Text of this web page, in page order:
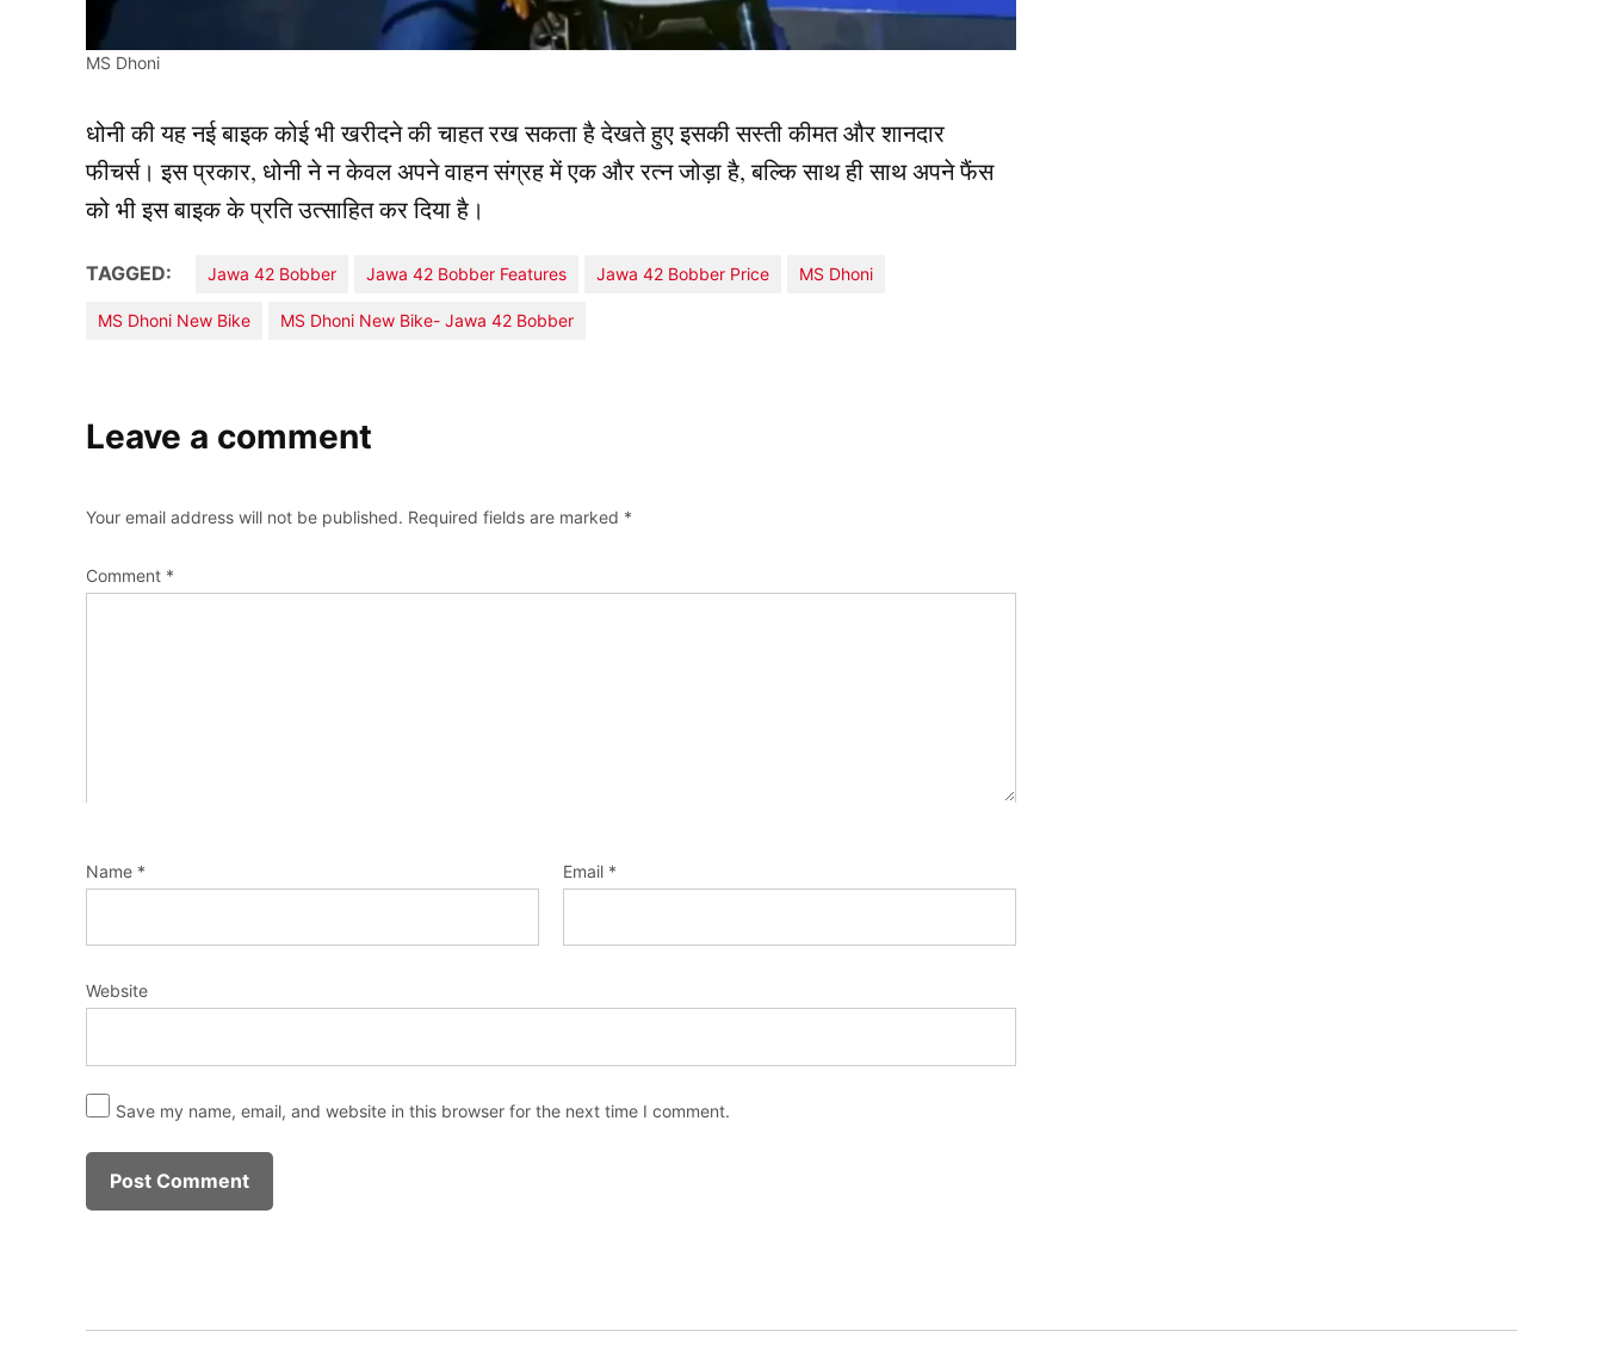
MS Dhoni
धोनी की यह नई बाइक कोई भी खरीदने की चाहत रख सकता है देखते हुए इसकी सस्ती कीमत और शानदार
फीचर्स। इस प्रकार, धोनी ने न केवल अपने वाहन संग्रह में एक और रत्न जोड़ा है, बल्कि साथ ही साथ अपने फैंस
को भी इस बाइक के प्रति उत्साहित कर दिया है।
TAGGED: Jawa 42 Bobber Jawa 42 Bobber Features Jawa 42 Bobber Price MS Dhoni
MS Dhoni New Bike MS Dhoni New Bike- Jawa 42 Bobber
Leave a comment
Your email address will not be published. Required fields are marked *
Comment *
Name * Email *
Website
Save my name, email, and website in this browser for the next time I comment.